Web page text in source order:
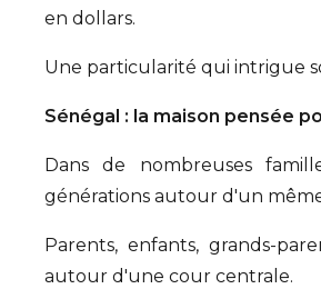
en dollars.
Une particularité qui intrigue
Sénégal : la maison pensée
Dans de nombreuses
générations autour d'un
Parents, enfants, grands-
autour d'une cour centrale.